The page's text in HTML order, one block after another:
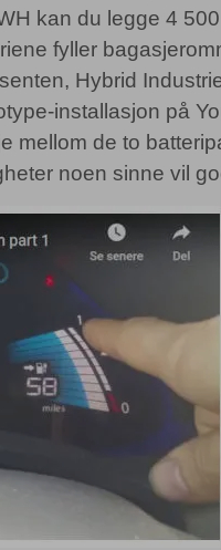
kan du legge 4
fyller
Hybrid
installasjon på
mellom de to
noen sinne vil